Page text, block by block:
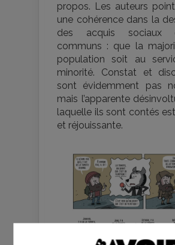
propos. Les auteurs
une cohérence dans la
des acquis sociaux
communs : que la
population soit au
minorité. Constat et
sont évidemment pas
mais l’apparente
laquelle ils sont contés
et réjouissante.